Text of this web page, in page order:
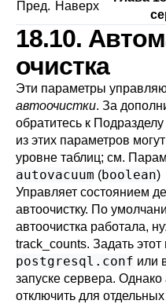
Пред. Наверх
18.10.
очистка
Эти параметры
автоочистки. За
обратитесь к
из этих параметров
уровне таблиц; см.
autovacuum (boolean)
Управляет состоянием
автоочистку. По
автоочистка работала,
track_counts. Задать
postgresql.conf или
запуске сервера.
отключить для